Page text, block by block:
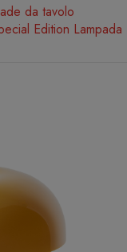
da tavolo
Edition Lampada